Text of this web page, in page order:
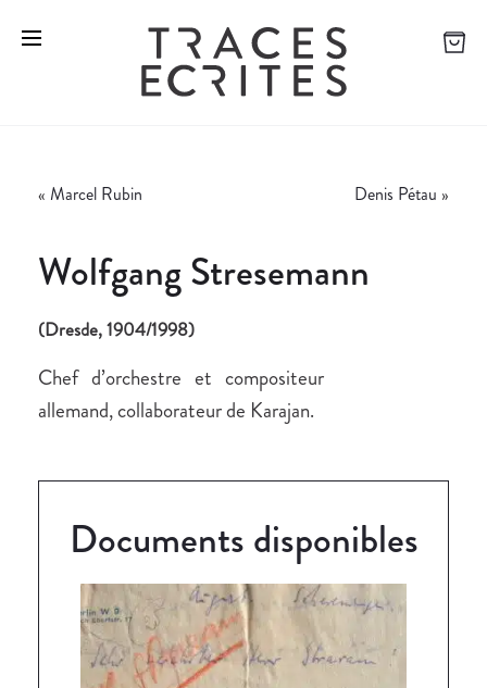
« Marcel Rubin Denis Pétau »
Wolfgang Stresemann
(Dresde, 1904/1998)
Chef d’orchestre et compositeur
allemand, collaborateur de Karajan.
Documents disponibles